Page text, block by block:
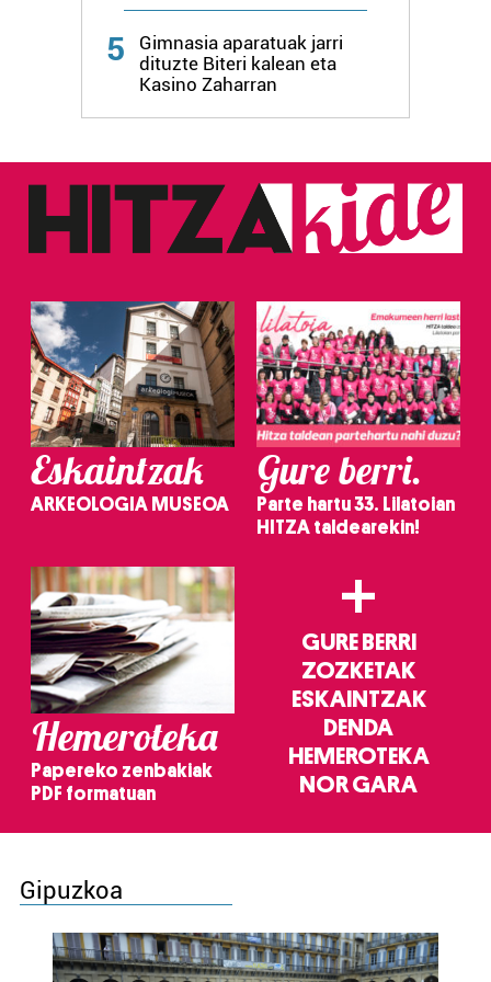
Webgune honek cookie propioak eta hirugarrenen cookie-
fitxategiak erabiltzen ditu. Zure esperientzia eta
zerbitzuak hobetzeko asmoz, cookie teknologiaz
baliatzen gara. Ohar hau onartuz gero, teknologia hori
erabiltzeko baimen esplizitua ematen diguzu.Gehiago
5
Gimnasia aparatuak jarri
dituzte Biteri kalean eta
Kasino Zaharran
Eskaintzak
ARKEOLOGIA MUSEOA
Gure berri.
Parte hartu 33. Lilatoian
HITZA taldearekin!
Hemeroteka
Papereko zenbakiak
PDF formatuan
+
GURE BERRI
ZOZKETAK
ESKAINTZAK
DENDA
HEMEROTEKA
NOR GARA
Gipuzkoa